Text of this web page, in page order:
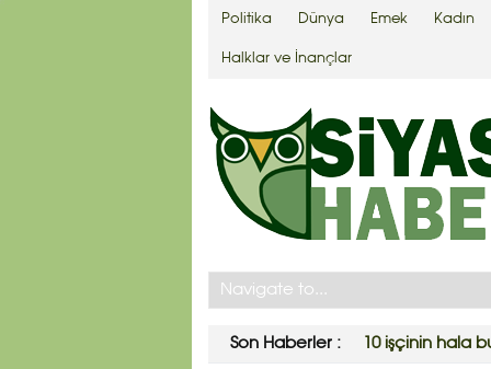
Politika Dünya Emek Kadın
Halklar ve İnançlar
Son Haberler : 10 işçinin hala